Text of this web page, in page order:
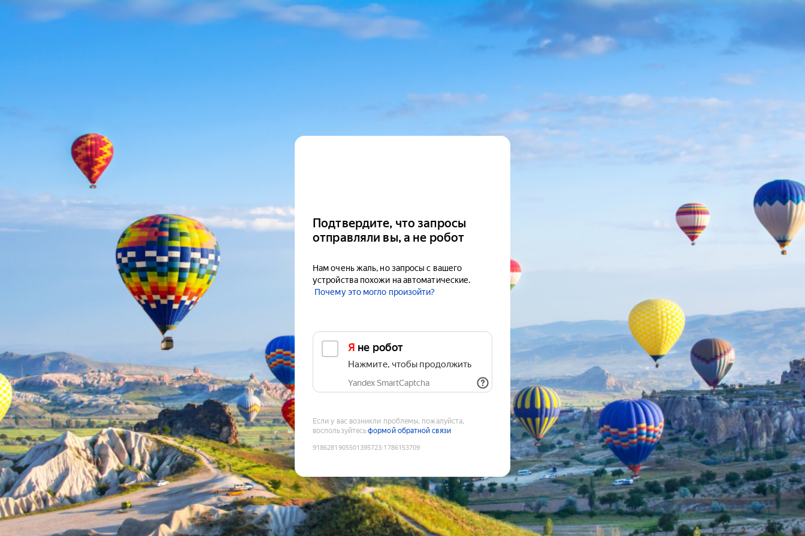
Подтвердите, что запросы
отправляли вы, а не робот
Нам очень жаль, но запросы с вашего
устройства похожи на автоматические.
Почему это могло произойти?
Я не робот
Нажмите, чтобы продолжить
Yandex SmartCaptcha
Если у вас возникли проблемы, пожалуйста,
воспользуйтесьформой обратной связи
9186281905501395723:1786153709